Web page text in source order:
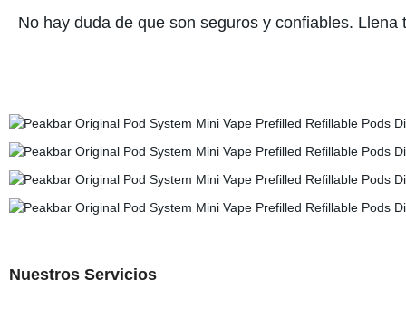
No hay duda de que son seguros y confiables.
Nuestros Servicios